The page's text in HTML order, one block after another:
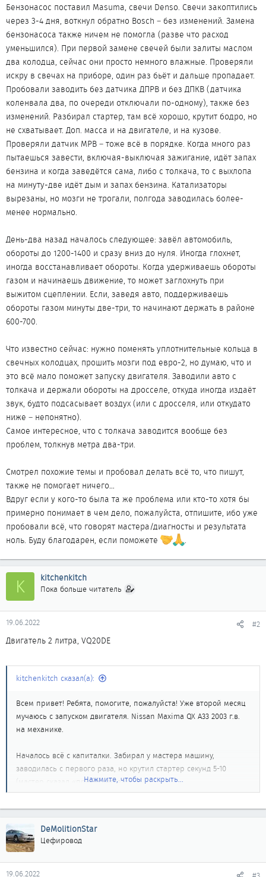
Бензонасос поставил Masuma, свечи Denso. Свечи закоптились
через 3-4 дня, воткнул обратно Bosch – без изменений. Замена
бензонасоса также ничем не помогла (разве что расход
уменьшился). При первой замене свечей были залиты маслом
два колодца, сейчас они просто немного влажные. Проверяли
искру в свечах на приборе, один раз бьёт и дальше пропадает.
Пробовали заводить без датчика ДПРВ и без ДПКВ (датчика
коленвала два, по очереди отключали по-одному), также без
изменений. Разбирал стартер, там всё хорошо, крутит бодро, но
не схватывает. Доп. масса и на двигателе, и на кузове.
Проверяли датчик МРВ – тоже всё в порядке. Когда много раз
пытаешься завести, включая-выключая зажигание, идёт запах
бензина и когда заведётся сама, либо с толкача, то с выхлопа
на минуту-две идёт дым и запах бензина. Катализаторы
вырезаны, но мозги не трогали, полгода заводилась более-
менее нормально.
День-два назад началось следующее: завёл автомобиль,
обороты до 1200-1400 и сразу вниз до нуля. Иногда глохнет,
иногда восстанавливает обороты. Когда удерживаешь обороты
газом и начинаешь движение, то может заглохнуть при
выжитом сцеплении. Если, заведя авто, поддерживаешь
обороты газом минуты две-три, то начинают держать в районе
600-700.
Что известно сейчас: нужно поменять уплотнительные кольца в
свечных колодцах, прошить мозги под евро-2, но думаю, что и
это всё мало поможет запуску двигателя. Заводили авто с
толкача и держали обороты на дросселе, откуда иногда издаёт
звук, будто подсасывает воздух (или с дросселя, или откудато
ниже – непонятно).
Самое интересное, что с толкача заводится вообще без
проблем, толкнув метра два-три.
Смотрел похожие темы и пробовал делать всё то, что пишут,
также не помогает ничего…
Вдруг если у кого-то была та же проблема или кто-то хотя бы
примерно понимает в чем дело, пожалуйста, отпишите, ибо уже
пробовали всё, что говорят мастера/диагносты и результата
ноль. Буду благодарен, если поможете
.
K kitchenkitch
Пока больше читатель
19.06.2022 #2
Двигатель 2 литра, VQ20DE
kitchenkitch сказал(а):
Всем привет! Ребята, помогите, пожалуйста! Уже второй месяц
мучаюсь с запуском двигателя. Nissan Maxima QX A33 2003 г.в.
на механике.
Началось всё с капиталки. Забирал у мастера машину,
заводилась с первого раза, но крутил стартер секунд 5-10
(мастер сказал «прикатается»).
Отъездил ~тысяч 5 км, заводилась когда как: то нормально, то
приходилось долго крутить.
Основная проблема началась с неделю назад. Двигатель
практически вообще перестал заводиться с ключа зажигания (с
раза 10-15 может схватить, а может и нет). С пульта
сигнализации (Tomahawk) пытается завестись 3 раза и, не
Нажмите, чтобы раскрыть...
DeMolitionStar
Цефировод
19.06.2022